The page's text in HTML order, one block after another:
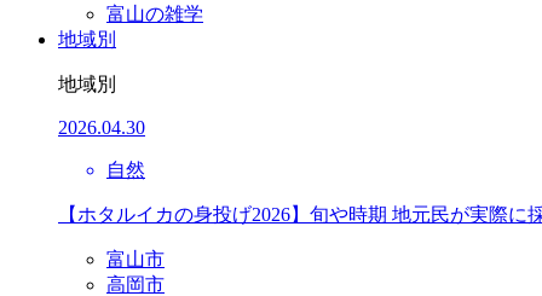
富山の雑学
地域別
地域別
2026.04.30
自然
【ホタルイカの身投げ2026】旬や時期 地元民が実際に
富山市
高岡市